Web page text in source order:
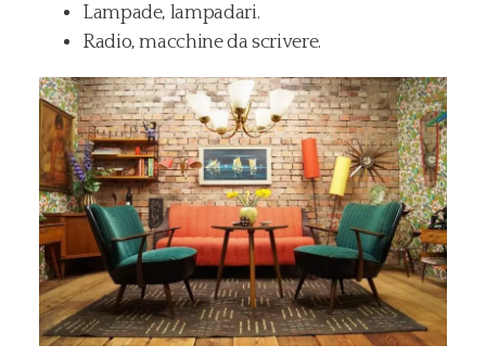
Lampade, lampadari.
Radio, macchine da scrivere.